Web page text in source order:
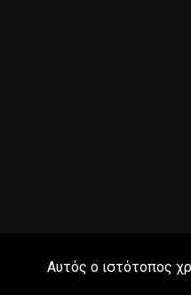
Αυτός ο ιστότοπος